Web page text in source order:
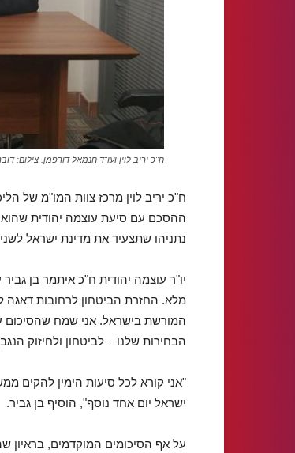
ח"כ יריב לוין ועו"ד חנמאל דורפמן. צילום:
ח"כ יריב לוין מרכז צוות המו"מ של
ההסכם עם סיעת עוצמה יהודית
נתניהו שתצעיד את מדינת ישראל
יו"ר עוצמה יהודית ח"כ איתמר בן
מלא. החזרת הביטחון לרחובות דאגה
המורשת בישראל. אני שמח
הבחירות שלנו – לביטחון ולחיזוק
"אני קורא לכל סיעות הימין להקים
ישראל יום אחד נוסף", הוסיף בן גביר.
על אף הסיכומים המוקדמים,